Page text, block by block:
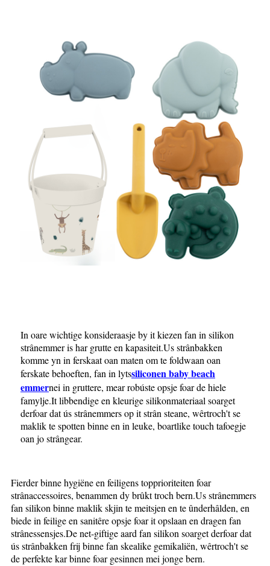
In oare wichtige konsideraasje by it kiezen fan in silikon
strânemmer is har grutte en kapasiteit.Us strânbakken
komme yn in ferskaat oan maten om te foldwaan oan
ferskate behoeften, fan in lytssiliconen baby beach
emmernei in gruttere, mear robúste opsje foar de hiele
famylje.It libbendige en kleurige silikonmateriaal soarget
derfoar dat ús strânemmers op it strân steane, wêrtroch't se
maklik te spotten binne en in leuke, boartlike touch tafoegje
oan jo strângear.
Fierder binne hygiëne en feiligens topprioriteiten foar
strânaccessoires, benammen dy brûkt troch bern.Us strânemmers
fan silikon binne maklik skjin te meitsjen en te ûnderhâlden, en
biede in feilige en sanitêre opsje foar it opslaan en dragen fan
strânessensjes.De net-giftige aard fan silikon soarget derfoar dat
ús strânbakken frij binne fan skealike gemikaliën, wêrtroch't se
de perfekte kar binne foar gesinnen mei jonge bern.